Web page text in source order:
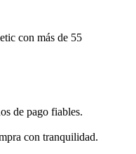
con más de 55
de pago fiables.
con tranquilidad.